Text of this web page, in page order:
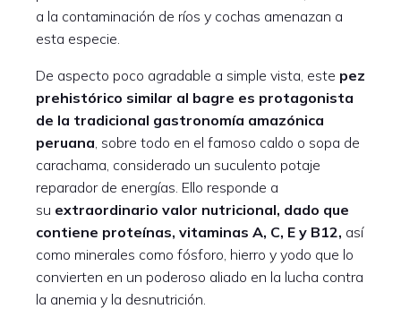
a la contaminación de ríos y cochas amenazan a
esta especie.
De aspecto poco agradable a simple vista, este pez
prehistórico similar al bagre es protagonista
de la tradicional gastronomía amazónica
peruana, sobre todo en el famoso caldo o sopa de
carachama, considerado un suculento potaje
reparador de energías. Ello responde a
su extraordinario valor nutricional, dado que
contiene proteínas, vitaminas A, C, E y B12, así
como minerales como fósforo, hierro y yodo que lo
convierten en un poderoso aliado en la lucha contra
la anemia y la desnutrición.